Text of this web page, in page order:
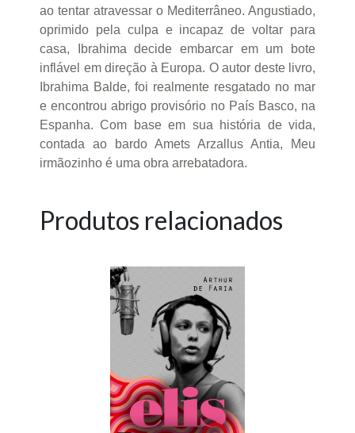
ao tentar atravessar o Mediterrâneo. Angustiado,
oprimido pela culpa e incapaz de voltar para
casa, Ibrahima decide embarcar em um bote
inflável em direção à Europa. O autor deste livro,
Ibrahima Balde, foi realmente resgatado no mar
e encontrou abrigo provisório no País Basco, na
Espanha. Com base em sua história de vida,
contada ao bardo Amets Arzallus Antia, Meu
irmãozinho é uma obra arrebatadora.
Produtos relacionados